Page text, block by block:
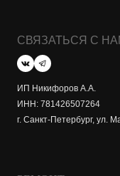
СВЯЗАТЬСЯ С
ИП Никифоров А.А.
ИНН: 781426507264
г. Санкт-Петербург, ул.